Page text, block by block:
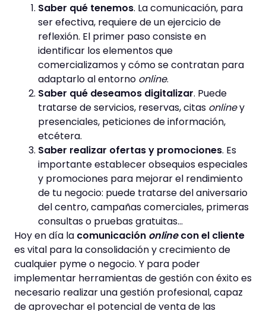
Saber qué tenemos. La comunicación, para
ser efectiva, requiere de un ejercicio de
reflexión. El primer paso consiste en
identificar los elementos que
comercializamos y cómo se contratan para
adaptarlo al entorno online.
Saber qué deseamos digitalizar. Puede
tratarse de servicios, reservas, citas onliney
presenciales, peticiones de información,
etcétera.
Saber realizar ofertas y promociones. Es
importante establecer obsequios especiales
y promociones para mejorar el rendimiento
de tu negocio: puede tratarse del aniversario
del centro, campañas comerciales, primeras
consultas o pruebas gratuitas…
Hoy en día la comunicación onlinecon el cliente
es vital para la consolidación y crecimiento de
cualquier pyme o negocio. Y para poder
implementar herramientas de gestión con éxito es
necesario realizar una gestión profesional, capaz
de aprovechar el potencial de venta de las